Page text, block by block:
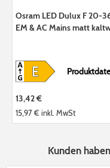
Osram LED Dulux F 20-
EM & AC Mains matt
13,42 €
15,97 € inkl. MwSt
Kunden